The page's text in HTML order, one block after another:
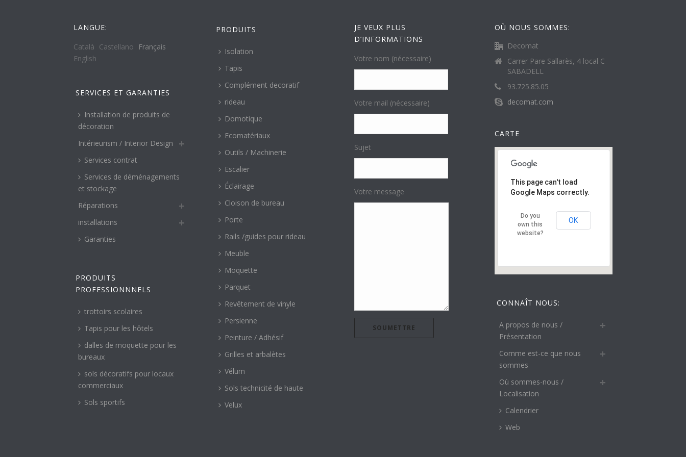
LANGUE:
Català Castellano
Français
English
SERVICES ET GARANTIES
Installation de produits de
décoration
Intérieurism / Interior Design
Services contrat
Services de déménagements
et stockage
Réparations
installations
Garanties
PRODUITS
PROFESSIONNNELS
trottoirs scolaires
Tapis pour les hôtels
dalles de moquette pour les
bureaux
sols décoratifs pour locaux
commerciaux
Sols sportifs
PRODUITS
Isolation
Tapis
Complément decoratif
rideau
Domotique
Ecomatériaux
Outils / Machinerie
Escalier
Éclairage
Cloison de bureau
Porte
Rails /guides pour rideau
Meuble
Moquette
Parquet
Revêtement de vinyle
Persienne
Peinture / Adhésif
Grilles et arbalètes
Vélum
Sols technicité de haute
Velux
JE VEUX PLUS
D’INFORMATIONS
Votre nom (nécessaire)
Votre mail (nécessaire)
Sujet
Votre message
OÙ NOUS SOMMES:
Decomat
Carrer Pare Sallarès, 4 local C
SABADELL
93.725.85.05
decomat.com
CARTE
This page can't load
Google Maps correctly.
Do you
own this
website?
OK
CONNAÎT NOUS:
A propos de nous /
Présentation
Comme est-ce que nous
sommes
Où sommes-nous /
Localisation
Calendrier
Web